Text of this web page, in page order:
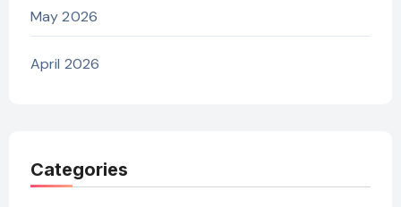
May 2026
April 2026
Categories